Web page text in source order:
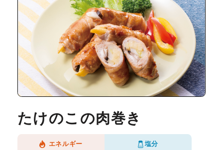
たけのこの肉巻き
エネルギー 塩分